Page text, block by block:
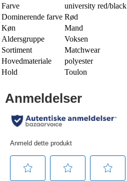
Farve
university red/black
Dominerende farve Rød
Køn
Mand
Aldersgruppe
Voksen
Sortiment
Matchwear
Hovedmateriale
polyester
Hold
Toulon